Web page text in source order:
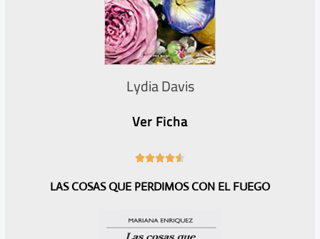
Lydia Davis
Ver Ficha

6
LAS COSAS QUE PERDIMOS CON EL FUEGO